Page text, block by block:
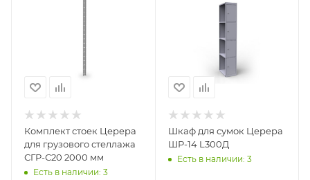
Комплект стоек Церера
для грузового стеллажа
СГР-С20 2000 мм
Есть в наличии: 3
Шкаф для сумок Церера
ШР-14 L300Д
Есть в наличии: 3